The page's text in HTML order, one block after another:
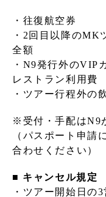
・往復航空券
・2回目以降のMK
全額
・N9発行外のVIP
レストラン利用費
・ツアー行程外の
※受付・手配はN9
（パスポート申請
合わせください）
■ キャンセル規定
・ツアー開始日の